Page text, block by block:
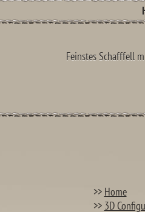
Feinstes Schafffell
>> Home
>> 3D